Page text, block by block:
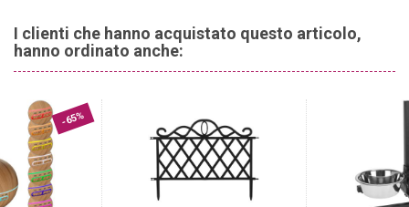
I clienti che hanno acquistato questo articolo,
hanno ordinato anche:
-65%